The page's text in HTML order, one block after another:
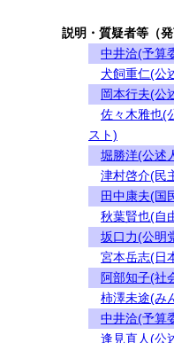
説明・質疑者等（発
中井洽(予算
犬飼重仁(公
岡本行夫(公
佐々木雅也(
スト)
堀勝洋(公述
津村啓介(民
田中康夫(国
秋葉賢也(自
坂口力(公明
宮本岳志(日
阿部知子(社
柿澤未途(み
中井洽(予算
逢見直人(公